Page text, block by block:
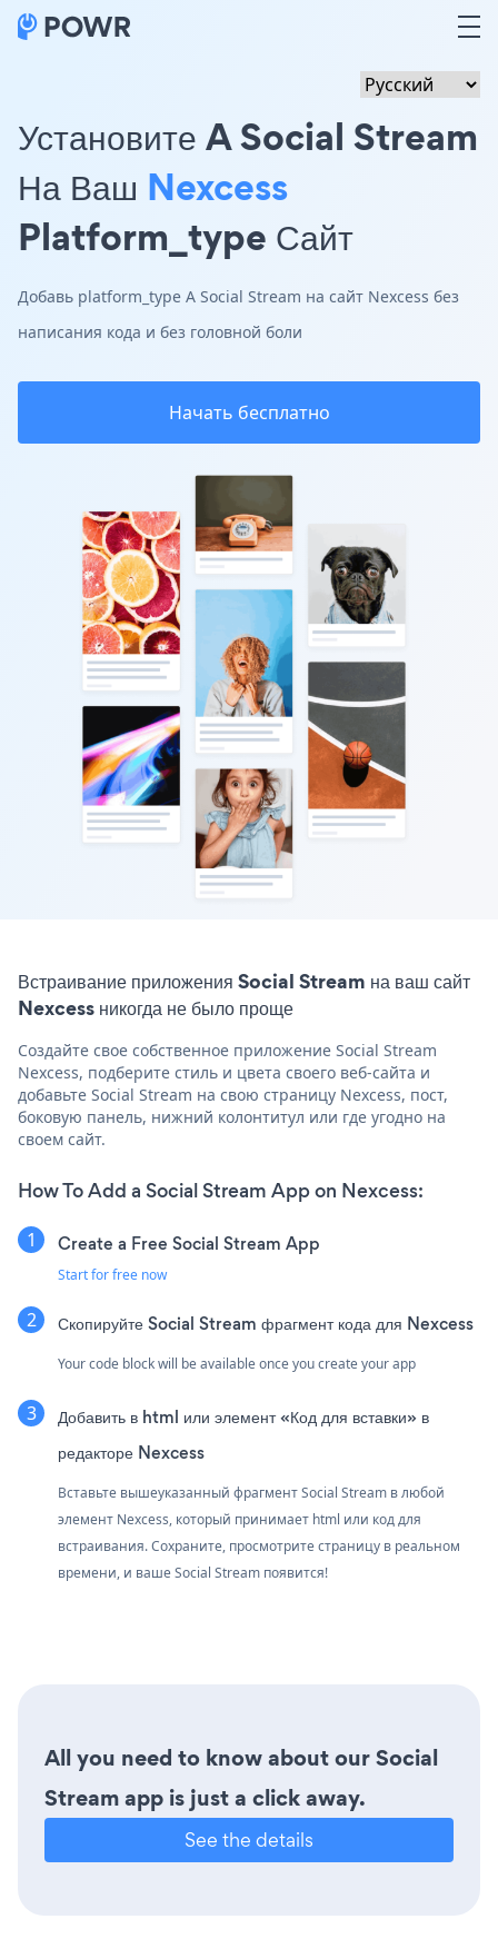
Установите A Social Stream
На Ваш Nexcess
Platform_type Сайт
Добавь platform_type A Social Stream на сайт Nexcess без
написания кода и без головной боли
Начать бесплатно
Встраивание приложения Social Stream на ваш сайт
Nexcess никогда не было проще
Создайте свое собственное приложение Social Stream
Nexcess, подберите стиль и цвета своего веб-сайта и
добавьте Social Stream на свою страницу Nexcess, пост,
боковую панель, нижний колонтитул или где угодно на
своем сайт.
How To Add a Social Stream App on Nexcess:
Create a Free Social Stream App
Start for free now
Скопируйте Social Stream фрагмент кода для Nexcess
Your code block will be available once you create your app
Добавить в html или элемент «Код для вставки» в
редакторе Nexcess
Вставьте вышеуказанный фрагмент Social Stream в любой
элемент Nexcess, который принимает html или код для
встраивания. Сохраните, просмотрите страницу в реальном
времени, и ваше Social Stream появится!
All you need to know about our Social
Stream app is just a click away.
See the details